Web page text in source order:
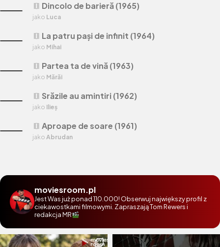
theaters La patru pași de infinit (1964)
jako Mihai
theaters Srăzile au amintiri (1962)
jako Ilieș
theaters Partea ta de vină (1963)
jako Mărăi
theaters Aproape de soare (1961)
jako Abrudan
theaters Dincolo de barieră (1965)
jako Luca
moviesroom.pl
Jest Was już ponad 110.000! Obserwuj największy profil z
ciekawostkami filmowymi. Zapraszają Tom Rewers i
redakcja MR